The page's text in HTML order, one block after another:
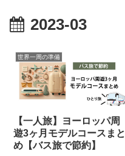
2023-03
世界一周の準備
【一人旅】ヨーロッパ周
遊3ヶ月モデルコースまと
め【バス旅で節約】